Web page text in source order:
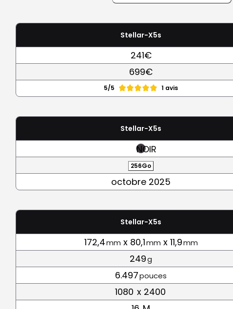
Stellar-X5s
241€
699€
5/5 1 avis
Stellar-X5s
NOIR
256Go
octobre 2025
Stellar-X5s
172,4mm x 80,1mm x 11,9mm
249g
6.497pouces
1080 x 2400